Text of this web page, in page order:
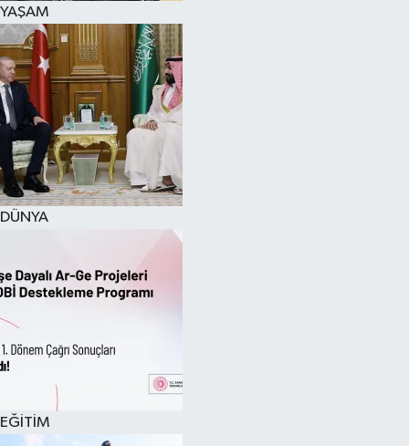
YAŞAM
DÜNYA
EĞİTİM
SPOR
KÜLTÜR SANAT
FRAGMANLAR